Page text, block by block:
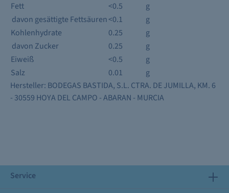
Fett
<0.5
g
davon gesättigte Fettsäuren<0.1
g
Kohlenhydrate
0.25
g
davon Zucker
0.25
g
Eiweiß
<0.5
g
Salz
0.01
g
Hersteller: BODEGAS BASTIDA, S.L. CTRA. DE JUMILLA, KM. 6
- 30559 HOYA DEL CAMPO - ABARAN - MURCIA
Service